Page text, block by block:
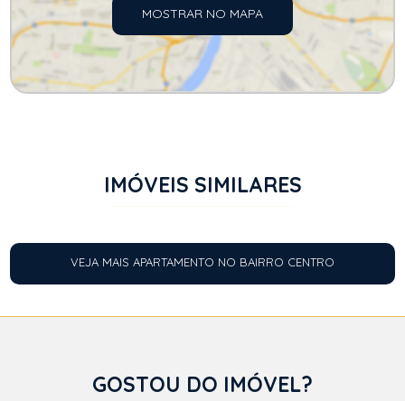
MOSTRAR NO MAPA
IMÓVEIS SIMILARES
VEJA MAIS APARTAMENTO NO BAIRRO CENTRO
GOSTOU DO IMÓVEL?